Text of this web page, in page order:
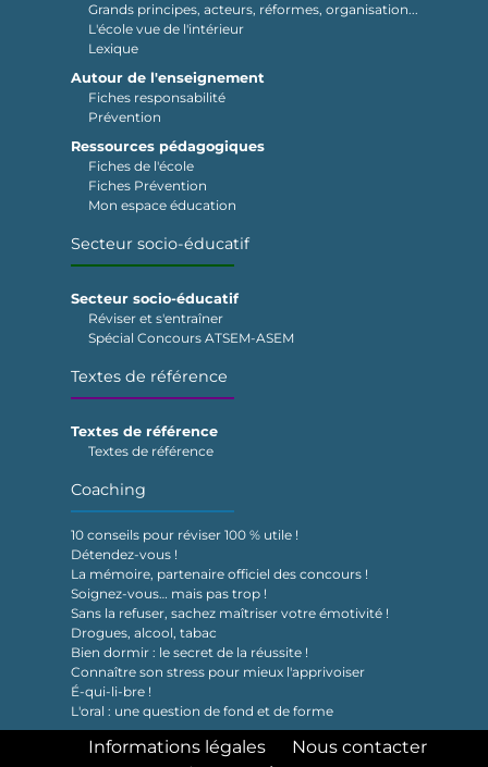
Grands principes, acteurs, réformes, organisation...
L'école vue de l'intérieur
Lexique
Autour de l'enseignement
Fiches responsabilité
Prévention
Ressources pédagogiques
Fiches de l'école
Fiches Prévention
Mon espace éducation
Secteur socio-éducatif
Secteur socio-éducatif
Réviser et s'entraîner
Spécial Concours ATSEM-ASEM
Textes de référence
Textes de référence
Textes de référence
Coaching
10 conseils pour réviser 100 % utile !
Détendez-vous !
La mémoire, partenaire officiel des concours !
Soignez-vous… mais pas trop !
Sans la refuser, sachez maîtriser votre émotivité !
Drogues, alcool, tabac
Bien dormir : le secret de la réussite !
Connaître son stress pour mieux l'apprivoiser
É-qui-li-bre !
L'oral : une question de fond et de forme
Informations légales
Nous contacter